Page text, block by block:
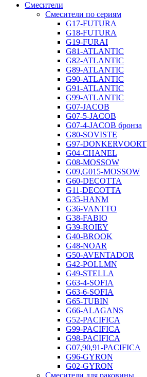
Смесители
Смесители по сериям
G17-FUTURA
G18-FUTURA
G19-FURAI
G81-ATLANTIC
G82-ATLANTIC
G89-ATLANTIC
G90-ATLANTIC
G91-ATLANTIC
G99-ATLANTIC
G07-JACOB
G07-5-JACOB
G07-4-JACOB бронза
G80-SOVISTE
G97-DONKERVOORT
G04-CHANEL
G08-MOSSOW
G09,G015-MOSSOW
G60-DECOTTA
G11-DECOTTA
G35-HANM
G36-VANTTO
G38-FABIO
G39-ROIEY
G40-BROOK
G48-NOAR
G50-AVENTADOR
G42-POLLMN
G49-STELLA
G63-4-SOFIA
G63-6-SOFIA
G65-TUBIN
G66-ALAGANS
G52-PACIFICA
G99-PACIFICA
G98-PACIFICA
G07,90,91-PACIFICA
G96-GYRON
G02-GYRON
Смесители для раковины